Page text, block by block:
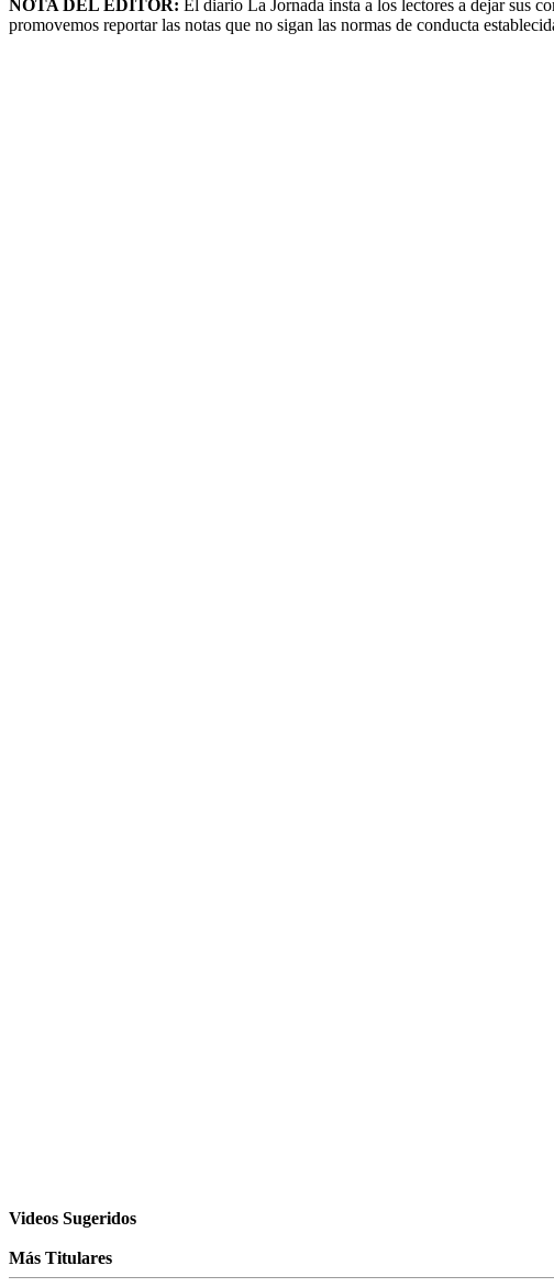
NOTA DEL EDITOR: El diario La Jornada insta a los lectores a dejar sus
promovemos reportar las notas que no sigan las normas de conducta
Videos Sugeridos
Más Titulares